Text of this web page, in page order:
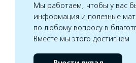
Мы работаем, чтобы у вас
информация и полезные
по любому вопросу в
Вместе мы этого достигнем